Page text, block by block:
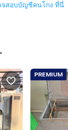
จสอบบัญชีคนโกง ที่นี่
PREMIUM